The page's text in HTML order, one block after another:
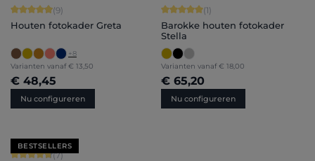
Gemiddelde score van 4.89 op 5 sterren
(9)
Houten fotokader Greta
+8
Varianten vanaf € 13,50
€ 48,45
Nu configureren
Gemiddelde score van 5 op 5 sterren
(1)
Barokke houten fotokader
Stella
Varianten vanaf € 18,00
€ 65,20
Nu configureren
BESTSELLERS
Gemiddelde score van 4.71 op 5 sterren
(7)